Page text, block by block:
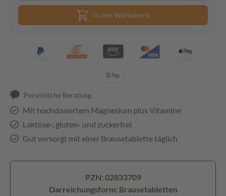
In den Warenkorb
Persönliche Beratung
Mit hochdosiertem Magnesium plus Vitamine
Laktose-, gluten- und zuckerfrei
Gut versorgt mit einer Brausetablette täglich
PZN: 02833709
Darreichungsform: Brausetabletten